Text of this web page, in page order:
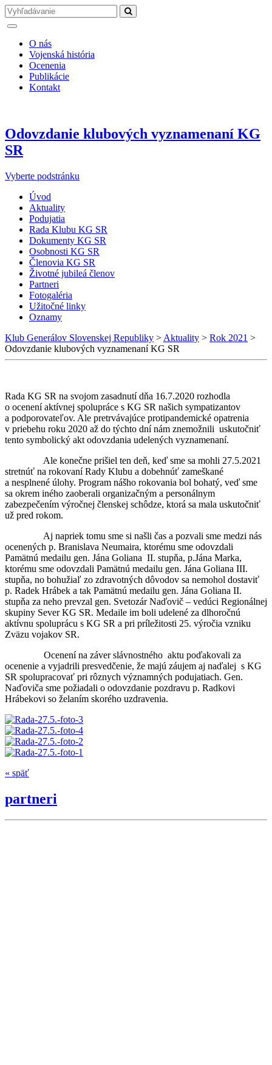
O nás
Vojenská história
Ocenenia
Publikácie
Kontakt
Odovzdanie klubových vyznamenaní KG
SR
Vyberte podstránku
Úvod
Aktuality
Podujatia
Rada Klubu KG SR
Dokumenty KG SR
Osobnosti KG SR
Členovia KG SR
Životné jubileá členov
Partneri
Fotogaléria
Užitočné linky
Oznamy
Klub Generálov Slovenskej Republiky > Aktuality > Rok 2021 >
Odovzdanie klubových vyznamenaní KG SR
Rada KG SR na svojom zasadnutí dňa 16.7.2020 rozhodla
o ocenení aktívnej spolupráce s KG SR našich sympatizantov
a podporovateľov. Ale pretrvávajúce protipandemické opatrenia
v priebehu roku 2020 až do týchto dní nám znemožnili uskutočniť
tento symbolický akt odovzdania udelených vyznamenaní.
Ale konečne prišiel ten deň, keď sme sa mohli 27.5.2021
stretnúť na rokovaní Rady Klubu a dobehnúť zameškané
a nesplnené úlohy. Program nášho rokovania bol bohatý, veď sme
sa okrem iného zaoberali organizačným a personálnym
zabezpečením výročnej členskej schôdze, ktorá sa mala uskutočniť
už pred rokom.
Aj napriek tomu sme si našli čas a pozvali sme medzi nás
ocenených p. Branislava Neumaira, ktorému sme odovzdali
Pamätnú medailu gen. Jána Goliana II. stupňa, p.Jána Marka,
ktorému sme odovzdali Pamätnú medailu gen. Jána Goliana III.
stupňa, no bohužiaľ zo zdravotných dôvodov sa nemohol dostaviť
p. Radek Hrábek a tak Pamätnú medailu gen. Jána Goliana II.
stupňa za neho prevzal gen. Svetozár Naďovič – vedúci Regionálnej
skupiny Sever KG SR. Medaile im boli udelené za dlhoročnú
aktívnu spoluprácu s KG SR a pri príležitosti 25. výročia vzniku
Zväzu vojakov SR.
Ocenení na záver slávnostného aktu poďakovali za
ocenenie a vyjadrili presvedčenie, že majú záujem aj naďalej s KG
SR spolupracovať pri rôznych významných podujatiach. Gen.
Naďoviča sme požiadali o odovzdanie pozdravu p. Radkovi
Hrábekovi so želaním skorého uzdravenia.
« späť
partneri